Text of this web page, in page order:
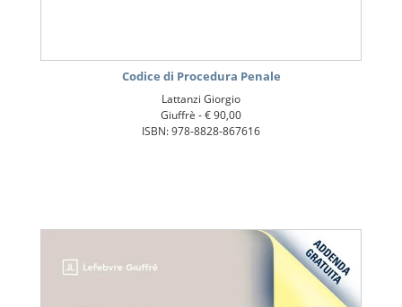
Codice di Procedura Penale
Lattanzi Giorgio
Giuffrè -€ 90,00
ISBN: 978-8828-867616